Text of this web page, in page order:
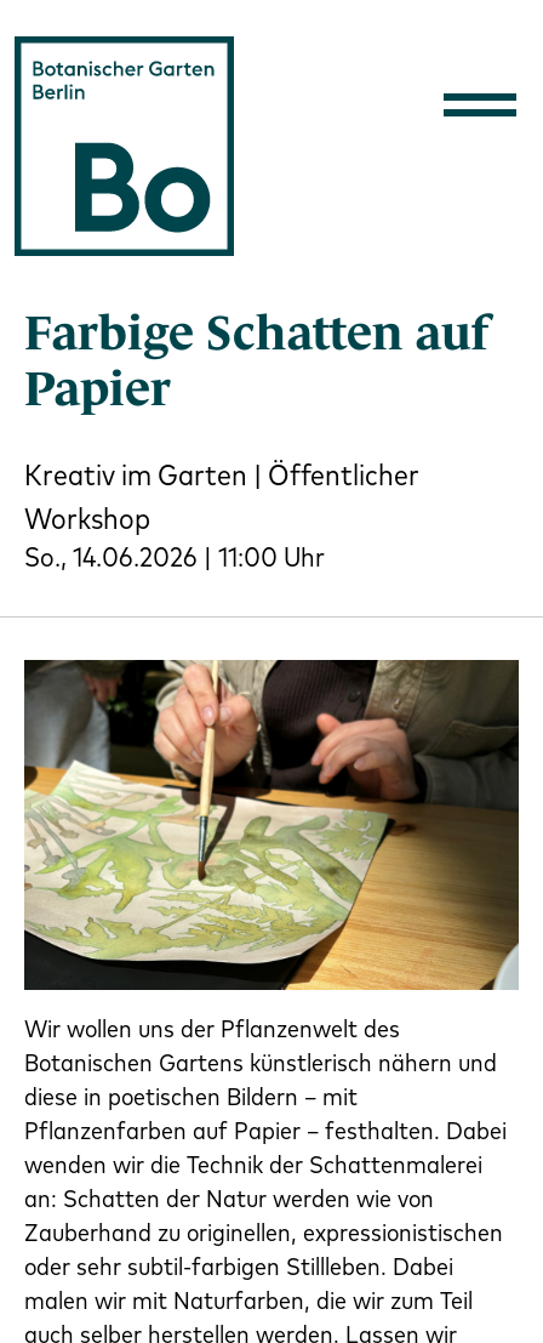
Farbige Schatten auf
Papier
Kreativ im Garten | Öffentlicher
Workshop
So., 14.06.2026 | 11:00 Uhr
Wir wollen uns der Pflanzenwelt des
Botanischen Gartens künstlerisch nähern und
diese in poetischen Bildern – mit
Pflanzenfarben auf Papier – festhalten. Dabei
wenden wir die Technik der Schattenmalerei
an: Schatten der Natur werden wie von
Zauberhand zu originellen, expressionistischen
oder sehr subtil-farbigen Stillleben. Dabei
malen wir mit Naturfarben, die wir zum Teil
auch selber herstellen werden. Lassen wir